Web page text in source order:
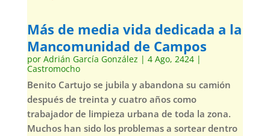
Más de media vida dedicada a la
Mancomunidad de Campos
por Adrián García González | 4 Ago, 2424|
Castromocho
Benito Cartujo se jubila y abandona su camión
después de treinta y cuatro años como
trabajador de limpieza urbana de toda la zona.
Muchos han sido los problemas a sortear dentro